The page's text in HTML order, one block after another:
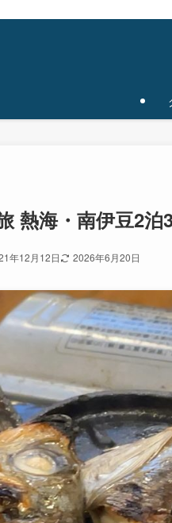
熱海・南伊豆2泊3
年12月12日 2026年6月20日